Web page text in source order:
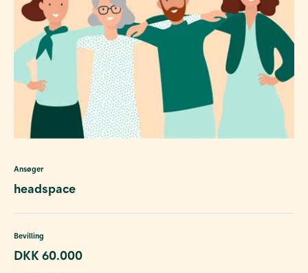
Ansøger
headspace
Bevilling
DKK 60.000